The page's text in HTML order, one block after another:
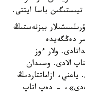
باسا ايتتى.
بيزنەستىڭ
دەڭگەيدە
ولار ءوز
الادى. وسىدان
ياعني، ازاماتتاردىڭ
- دەپ اتاپ